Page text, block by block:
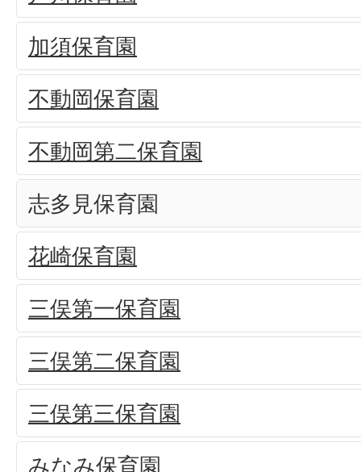
加須保育園
不動岡保育園
不動岡第二保育園
志多見保育園
花崎保育園
三俣第一保育園
三俣第二保育園
三俣第三保育園
みなみ保育園